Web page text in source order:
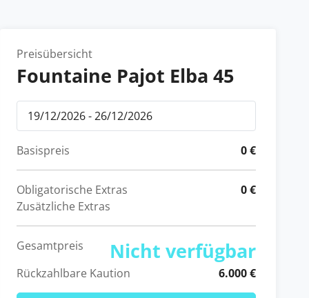
Preisübersicht
Fountaine Pajot Elba 45
Basispreis 0 €
Obligatorische Extras
0 €
Zusätzliche Extras
Gesamtpreis Nicht verfügbar
Rückzahlbare Kaution 6.000 €